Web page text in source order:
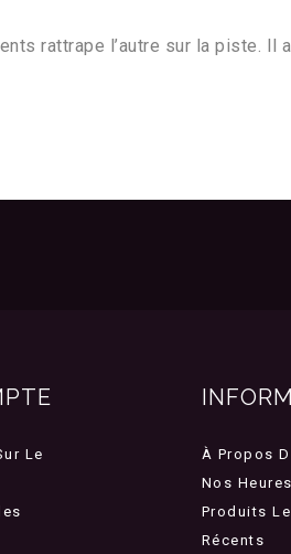
rattrape l’autre sur la piste.
Le
À Propos
Nos
Produits
Récents